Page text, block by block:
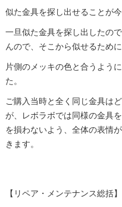
似た金具を探し出せることが
一旦似た金具を探し出したの
んので、そこから似せるため
片側のメッキの色と合うよう
た。
ご購入当時と全く同じ金具は
が、レボラボでは同様の金具
を損わないよう、全体の表情
きます。
【リペア・メンテナンス総括】